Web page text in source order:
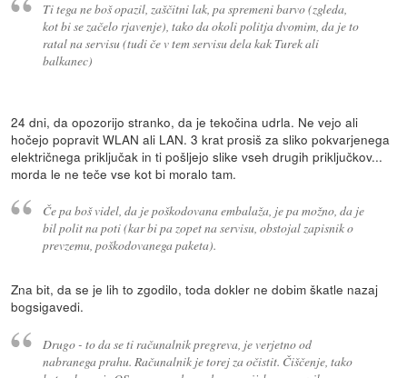
Ti tega ne boš opazil, zaščitni lak, pa spremeni barvo (zgleda,
kot bi se začelo rjavenje), tako da okoli politja dvomim, da je to
ratal na servisu (tudi če v tem servisu dela kak Turek ali
balkanec)
24 dni, da opozorijo stranko, da je tekočina udrla. Ne vejo ali
hočejo popravit WLAN ali LAN. 3 krat prosiš za sliko pokvarjenega
električnega priključak in ti pošljejo slike vseh drugih priključkov...
morda le ne teče vse kot bi moralo tam.
Če pa boš videl, da je poškodovana embalaža, je pa možno, da je
bil polit na poti (kar bi pa zopet na servisu, obstojal zapisnik o
prevzemu, poškodovanega paketa).
Zna bit, da se je lih to zgodilo, toda dokler ne dobim škatle nazaj
bogsigavedi.
Drugo - to da se ti računalnik pregreva, je verjetno od
nabranega prahu. Računalnik je torej za očistit. Čiščenje, tako